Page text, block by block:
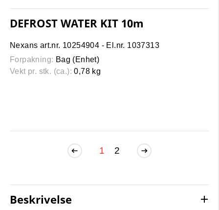
DEFROST WATER KIT 10m
Nexans art.nr. 10254904 - El.nr. 1037313
Forpakning: Bag (Enhet)
Vekt pr. stk. (ca.): 0,78 kg
1 2
Beskrivelse